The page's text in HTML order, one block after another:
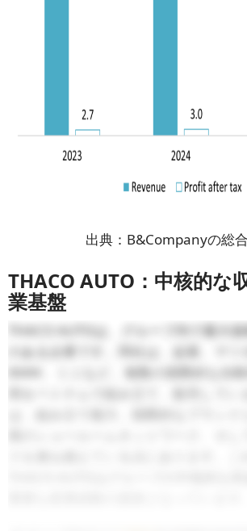
出典：B&Companyの総
THACO AUTO：中核的な
業基盤
THACO AUTOは、グループ内で最大
のある企業です。同社は、起亜、マツ
BMW、ミニなど、複数の国際的な自